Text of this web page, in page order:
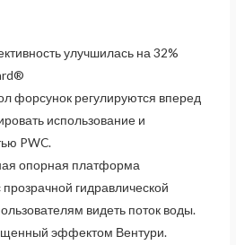
улучшилась на 32%
форсунок регулируются вперед
использование и
PWC.
опорная платформа
гидравлической
видеть поток воды.
эффектом Вентури.